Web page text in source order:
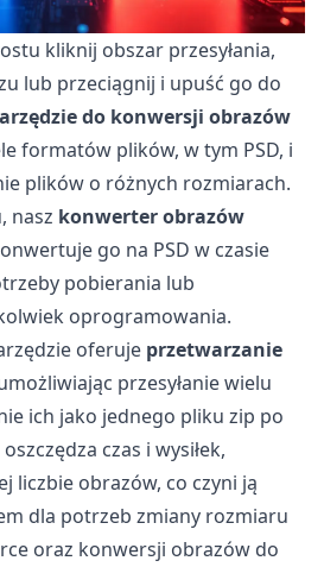
kliknij obszar przesyłania,
lub przeciągnij i upuść go do
do konwersji obrazów
formatów plików, w tym PSD, i
plików o różnych rozmiarach.
nasz konwerter obrazów
go na PSD w czasie
pobierania lub
oprogramowania.
oferuje przetwarzanie
przesyłanie wielu
ich jako jednego pliku zip po
czas i wysiłek,
liczbie obrazów, co czyni ją
dla potrzeb zmiany rozmiaru
oraz konwersji obrazów do